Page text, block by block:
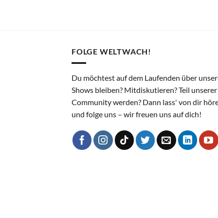
FOLGE WELTWACH!
Du möchtest auf dem Laufenden über
Shows bleiben? Mitdiskutieren? Teil unserer
Community werden? Dann lass' von dir
und folge uns – wir freuen uns auf dich!